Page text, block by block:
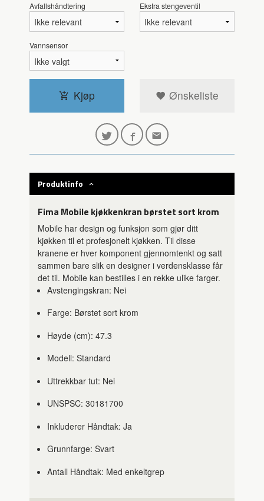
Avfallshåndtering Ekstra stengeventil
Vannsensor
Kjøp Ønskeliste
Produktinfo
Fima Mobile kjøkkenkran børstet sort krom
Mobile har design og funksjon som gjør ditt
kjøkken til et profesjonelt kjøkken. Til disse
kranene er hver komponent gjennomtenkt og satt
sammen bare slik en designer i verdensklasse får
det til. Mobile kan bestilles i en rekke ulike farger.
Avstengingskran: Nei
Farge: Børstet sort krom
Høyde (cm): 47.3
Modell: Standard
Uttrekkbar tut: Nei
UNSPSC: 30181700
Inkluderer Håndtak: Ja
Grunnfarge: Svart
Antall Håndtak: Med enkeltgrep